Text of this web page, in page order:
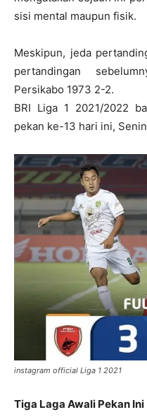
sisi mental maupun fisik.
Meskipun, jeda
pertandingan
Persikabo 1973 2-2.
BRI Liga 1 2021/2022
pekan ke-13 hari ini,
instagram official Liga 1 2021
Tiga Laga Awali Pekan Ini